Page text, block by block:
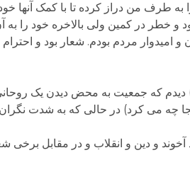
به طرف من دراز کرده تا با کمک آنها
بود و خطر در کمین ولی بالاخره خود
مردم بودم. شعار بود و
که جمعیت به محض دیدن یک
چه می کرد) در حالی که به شدت
و دین و انقلاب و در مقابل برخی